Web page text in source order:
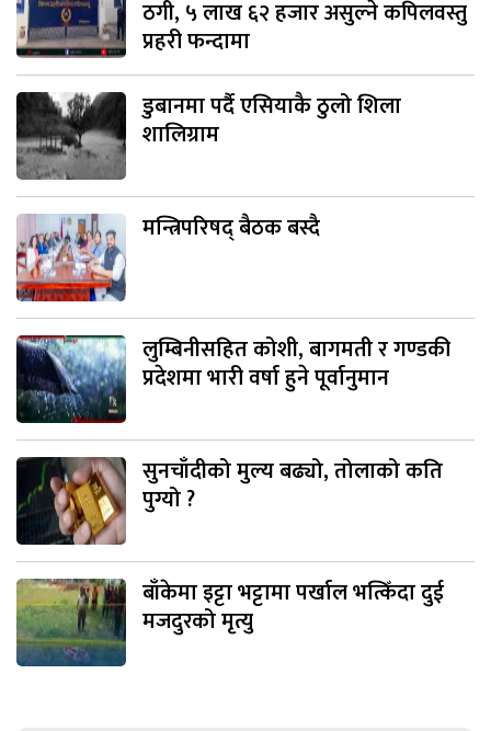
ठगी, ५ लाख ६२ हजार असुल्ने कपिलवस्तु
प्रहरी फन्दामा
डुबानमा पर्दै एसियाकै ठुलो शिला
शालिग्राम
मन्त्रिपरिषद् बैठक बस्दै
लुम्बिनीसहित कोशी, बागमती र गण्डकी
प्रदेशमा भारी वर्षा हुने पूर्वानुमान
सुनचाँदीको मुल्य बढ्यो, तोलाको कति
पुग्यो ?
बाँकेमा इट्टा भट्टामा पर्खाल भत्किँदा दुई
मजदुरको मृत्यु